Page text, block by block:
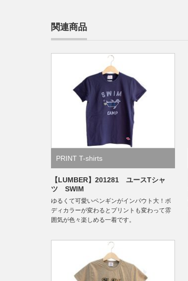
関連商品
PRINT T-shirts
【LUMBER】201281 ユースTシャ
ツ SWIM
ゆるくて可愛いペンギンがインパウト大！ボ
ディカラーが変わるとプリントも変わって雰
囲気が色々楽しめる一着です。